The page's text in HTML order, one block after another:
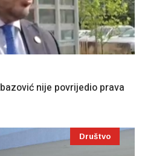
nije povrijedio prava
Društvo